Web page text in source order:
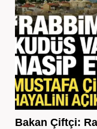
Bakan Çiftçi: